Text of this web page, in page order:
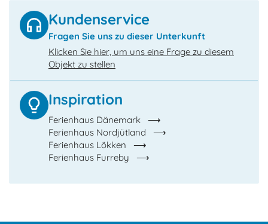
Kundenservice
Fragen Sie uns zu dieser Unterkunft
Klicken Sie hier, um uns eine Frage zu diesem
Objekt zu stellen
Inspiration
Ferienhaus Dänemark
Ferienhaus Nordjütland
Ferienhaus Lökken
Ferienhaus Furreby